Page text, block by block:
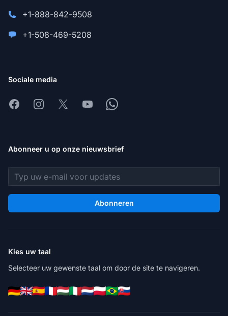
+1-888-842-9508
+1-508-469-5208
Sociale media
FacebookInstagram
X YoutubeWhatsapp
Abonneer u op onze nieuwsbrief
E-mailadres
Abonneren
Kies uw taal
Selecteer uw gewenste taal om door de site te navigeren.